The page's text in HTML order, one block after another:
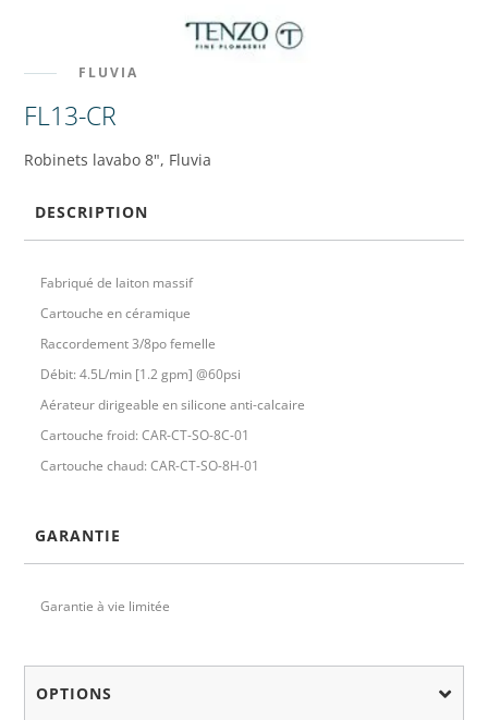
FLUVIA
FL13-CR
Robinets lavabo 8", Fluvia
DESCRIPTION
Fabriqué de laiton massif
Cartouche en céramique
Raccordement 3/8po femelle
Débit: 4.5L/min [1.2 gpm] @60psi
Aérateur dirigeable en silicone anti-calcaire
Cartouche froid: CAR-CT-SO-8C-01
Cartouche chaud: CAR-CT-SO-8H-01
GARANTIE
Garantie à vie limitée
OPTIONS